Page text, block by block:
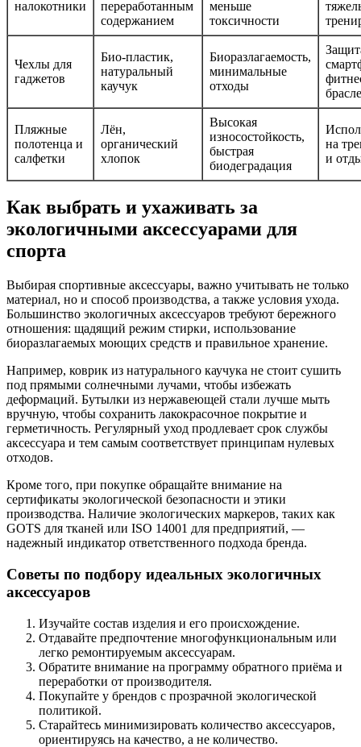
налокотники
переработанным
содержанием
меньше
токсичности
Чехлы для
гаджетов
Био-пластик,
натуральный
каучук
Биоразлагаемость,
минимальные
отходы
Пляжные
полотенца и
салфетки
Лён,
органический
хлопок
Высокая
износостойкость,
быстрая
биодеградация
на
и
Как выбрать и ухаживать за
экологичными аксессуарами для
спорта
Выбирая спортивные аксессуары, важно учитывать не только
материал, но и способ производства, а также условия ухода.
Большинство экологичных аксессуаров требуют бережного
отношения: щадящий режим стирки, использование
биоразлагаемых моющих средств и правильное хранение.
Например, коврик из натурального каучука не стоит сушить
под прямыми солнечными лучами, чтобы избежать
деформаций. Бутылки из нержавеющей стали лучше мыть
вручную, чтобы сохранить лакокрасочное покрытие и
герметичность. Регулярный уход продлевает срок службы
аксессуара и тем самым соответствует принципам нулевых
отходов.
Кроме того, при покупке обращайте внимание на
сертификаты экологической безопасности и этики
производства. Наличие экологических маркеров, таких как
GOTS для тканей или ISO 14001 для предприятий, —
надежный индикатор ответственного подхода бренда.
Советы по подбору идеальных экологичных
аксессуаров
Изучайте состав изделия и его происхождение.
Отдавайте предпочтение многофункциональным или
легко ремонтируемым аксессуарам.
Обратите внимание на программу обратного приёма и
переработки от производителя.
Покупайте у брендов с прозрачной экологической
политикой.
Старайтесь минимизировать количество аксессуаров,
ориентируясь на качество, а не количество.